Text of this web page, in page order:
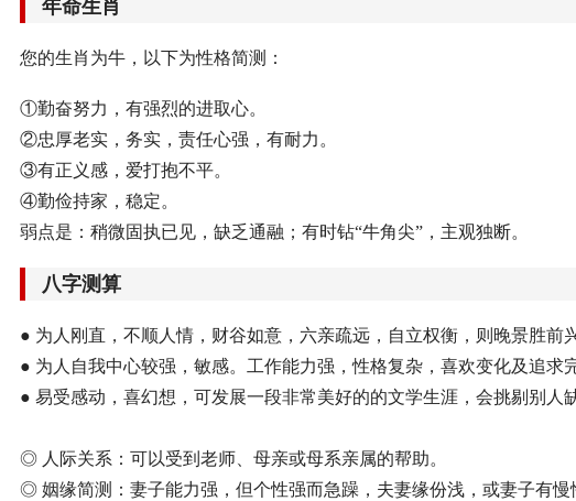
年命生肖
您的生肖为牛，以下为性格简测：
①勤奋努力，有强烈的进取心。
②忠厚老实，务实，责任心强，有耐力。
③有正义感，爱打抱不平。
④勤俭持家，稳定。
弱点是：稍微固执已见，缺乏通融；有时钻“牛角尖”，主观独断。
八字测算
● 为人刚直，不顺人情，财谷如意，六亲疏远，自立权衡，则晚景胜前
● 为人自我中心较强，敏感。工作能力强，性格复杂，喜欢变化及追
● 易受感动，喜幻想，可发展一段非常美好的的文学生涯，会挑剔别
◎ 人际关系：可以受到老师、母亲或母系亲属的帮助。
◎ 姻缘简测：妻子能力强，但个性强而急躁，夫妻缘份浅，或妻子有慢